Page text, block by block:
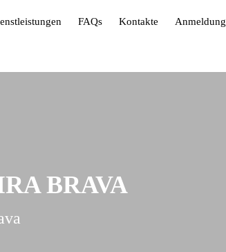
FAQs Kontakte Anmeldung
BRAVA